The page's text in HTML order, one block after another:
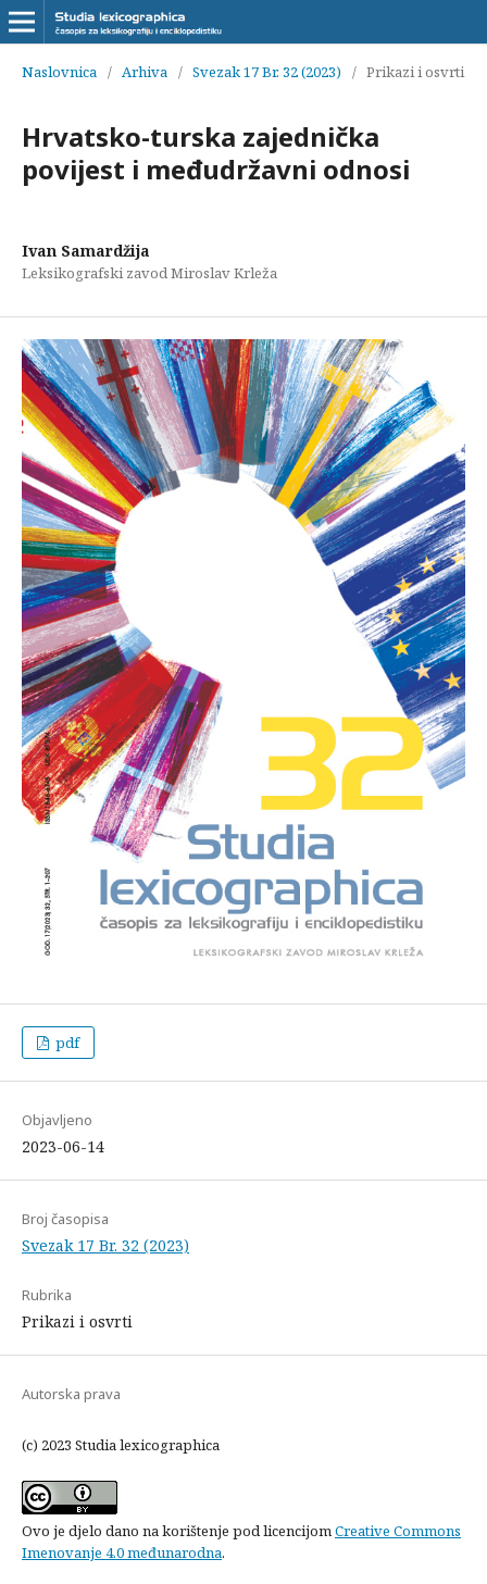
Naslovnica / Arhiva / Svezak 17 Br. 32 (2023) / Prikazi i osvrti
Hrvatsko-turska zajednička
povijest i međudržavni odnosi
Ivan Samardžija
Leksikografski zavod Miroslav Krleža
pdf
Objavljeno
2023-06-14
Broj časopisa
Svezak 17 Br. 32 (2023)
Rubrika
Prikazi i osvrti
Autorska prava
(c) 2023 Studia lexicographica
Ovo je djelo dano na korištenje pod licencijomCreative Commons
Imenovanje 4.0 međunarodna.